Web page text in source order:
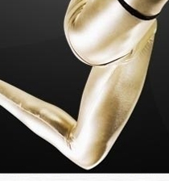
노스페이스 등산화 The NORTH FA..